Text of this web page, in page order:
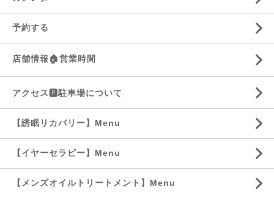
予約する
店舗情報🏠営業時間
アクセス🅿️駐車場について
【誘眠リカバリー】Menu
【イヤーセラピー】Menu
【メンズオイルトリートメント】Menu